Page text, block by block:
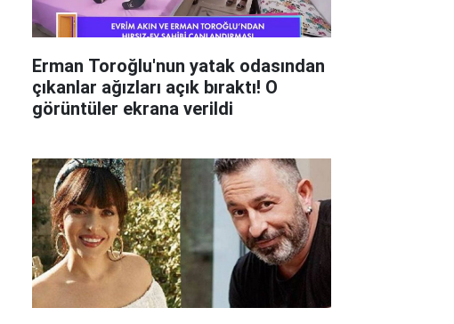
Erman Toroğlu'nun yatak odasından
çıkanlar ağızları açık bıraktı! O
görüntüler ekrana verildi